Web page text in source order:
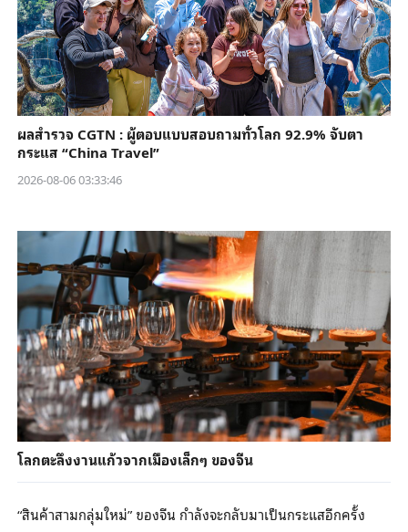
ผลสำรวจ CGTN : ผู้ตอบแบบสอบถามทั่วโลก 92.9% จับตา
กระแส “China Travel”
2026-08-06 03:33:46
โลกตะลึงงานแก้วจากเมืองเล็กๆ ของจีน
“สินค้าสามกลุ่มใหม่” ของจีน กำลังจะกลับมาเป็นกระแสอีกครั้ง